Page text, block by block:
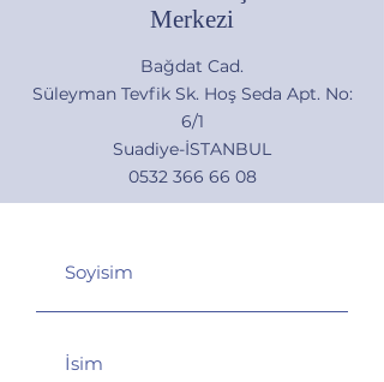
Merkezi
Bağdat Cad.
Süleyman Tevfik Sk. Hoş Seda Apt. No:
6/1
Suadiye-İSTANBUL
0532 366 66 08